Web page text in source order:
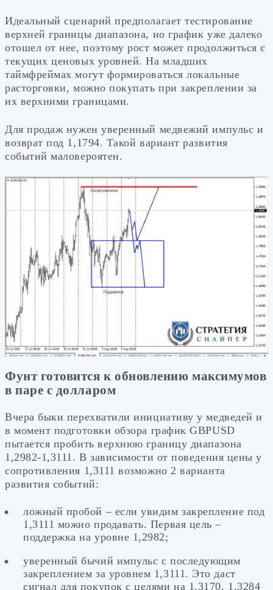
Идеальный сценарий предполагает тестирование
верхней границы диапазона, но график уже далеко
отошел от нее, поэтому рост может продолжиться с
текущих ценовых уровней. На младших
таймфреймах могут формироваться локальные
расторговки, можно покупать при закреплении за
их верхними границами.
Для продаж нужен уверенный медвежий импульс и
возврат под 1,1794. Такой вариант развития
событий маловероятен.
Фунт готовится к обновлению максимумов
в паре с долларом
Вчера быки перехватили инициативу у медведей и
в момент подготовки обзора график GBPUSD
пытается пробить верхнюю границу диапазона
1,2982-1,3111. В зависимости от поведения цены у
сопротивления 1,3111 возможно 2 варианта
развития событий:
ложный пробой – если увидим закрепление под
1,3111 можно продавать. Первая цель –
поддержка на уровне 1,2982;
уверенный бычий импульс с последующим
закреплением за уровнем 1,3111. Это даст
сигнал для покупок с целями на 1,3170, 1,3284